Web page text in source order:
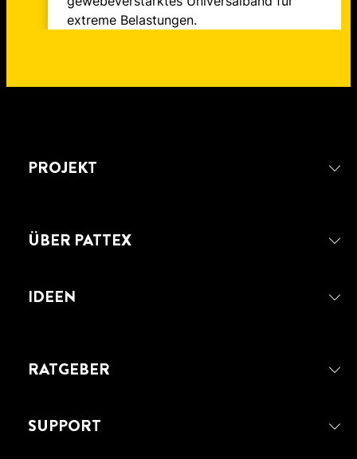
extreme Belastungen.
PROJEKT
ÜBER PATTEX
IDEEN
RATGEBER
SUPPORT